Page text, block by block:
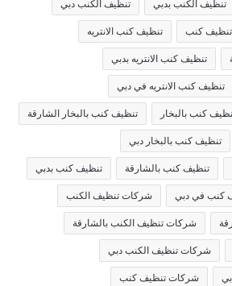
تنظيف الكنب بدبي تنظيف الكنب دبي
تنظيف كنب تنظيف كنب الانتريه
تنظيف كنب الانتريه بدبي
تنظيف كنب الانتريه في دبي
كنب بالبخار تنظيف كنب بالبخار الشارقة
تنظيف كنب بالبخار دبي
تنظيف كنب بالشارقة تنظيف كنب بدبي
كنب في دبي شركات تنظيف الكنب
شركات تنظيف الكنب بالشارقة
شركات تنظيف الكنب دبي
شركات تنظيف كنب